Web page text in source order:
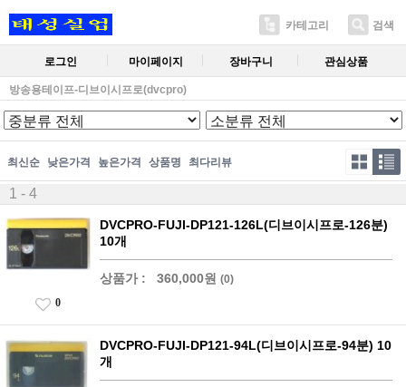
카테고리 검색
로그인 마이페이지 장바구니 관심상품
방송용테이프-디브이시프로(dvcpro)
최신순 낮은가격 높은가격 상품명 최다리뷰
1 - 4
DVCPRO-FUJI-DP121-126L(디브이시프로-126분)
10개
상품가 : 360,000원 (0)
0
DVCPRO-FUJI-DP121-94L(디브이시프로-94분) 10
개